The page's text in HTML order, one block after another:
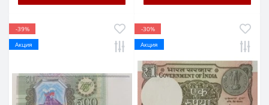
-39%
Акция
-30%
Акция